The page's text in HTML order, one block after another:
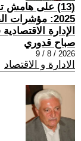
(13) على هامش
2025: مؤشرات
الإدارة
صباح قدوري
2026 / 8 / 9
الادارة و الاقتصاد